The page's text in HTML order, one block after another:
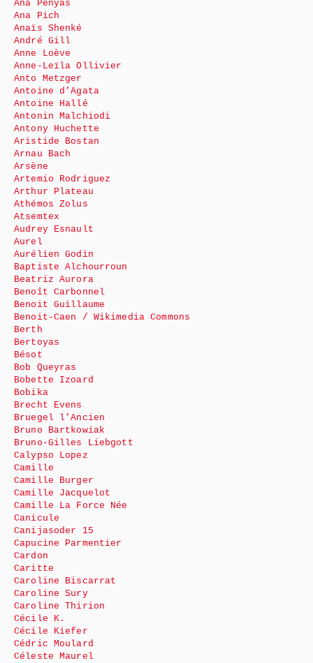
Ana Penyas
Ana Pich
Anaïs Shenké
André Gill
Anne Loève
Anne-Leïla Ollivier
Anto Metzger
Antoine d’Agata
Antoine Hallé
Antonin Malchiodi
Antony Huchette
Aristide Bostan
Arnau Bach
Arsène
Artemio Rodriguez
Arthur Plateau
Athémos Zolus
Atsemtex
Audrey Esnault
Aurel
Aurélien Godin
Baptiste Alchourroun
Beatriz Aurora
Benoît Carbonnel
Benoit Guillaume
Benoit-Caen / Wikimedia Commons
Berth
Bertoyas
Bésot
Bob Queyras
Bobette Izoard
Bobika
Brecht Evens
Bruegel l’Ancien
Bruno Bartkowiak
Bruno-Gilles Liebgott
Calypso Lopez
Camille
Camille Burger
Camille Jacquelot
Camille La Force Née
Canicule
Canijasoder 15
Capucine Parmentier
Cardon
Caritte
Caroline Biscarrat
Caroline Sury
Caroline Thirion
Cécile K.
Cécile Kiefer
Cédric Moulard
Céleste Maurel